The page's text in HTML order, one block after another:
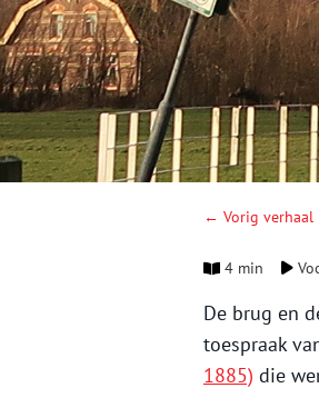
← Vorig verhaal
4 min
De brug en
toespraak
1885) die